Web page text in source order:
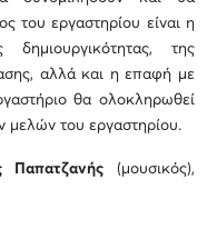
του εργαστηρίου είναι η
δημιουργικότητας, της
αλλά και η επαφή με
θα ολοκληρωθεί
μελών του εργαστηρίου.
Παπατζανής(μουσικός),